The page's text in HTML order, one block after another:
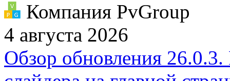
Компания PvGroup
4 августа 2026
Обзор обновления 26.0.3.